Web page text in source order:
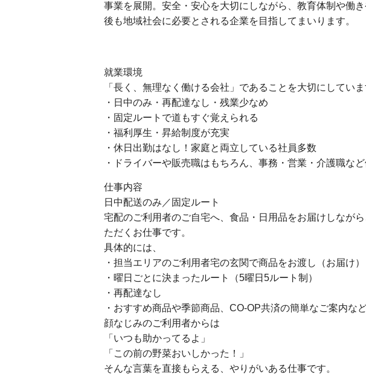
事業を展開。安全・安心を大切にしながら、教育体制や働
後も地域社会に必要とされる企業を目指してまいります。
就業環境
「長く、無理なく働ける会社」であることを大切にしていま
・日中のみ・再配達なし・残業少なめ
・固定ルートで道もすぐ覚えられる
・福利厚生・昇給制度が充実
・休日出勤はなし！家庭と両立している社員多数
・ドライバーや販売職はもちろん、事務・営業・介護職な
仕事内容
日中配送のみ／固定ルート
宅配のご利用者のご自宅へ、食品・日用品をお届けしなが
ただくお仕事です。
具体的には、
・担当エリアのご利用者宅の玄関で商品をお渡し（お届け）
・曜日ごとに決まったルート（5曜日5ルート制）
・再配達なし
・おすすめ商品や季節商品、CO-OP共済の簡単なご案内な
顔なじみのご利用者からは
「いつも助かってるよ」
「この前の野菜おいしかった！」
そんな言葉を直接もらえる、やりがいある仕事です。